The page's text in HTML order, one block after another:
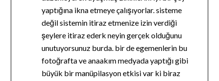
yaptığına ikna etmeye çalışıyorlar. sisteme
değil sistemin itiraz etmenize izin verdiği
şeylere itiraz ederk neyin gerçek olduğunu
unutuyorsunuz burda. bir de egemenlerin bu
fotoğrafta ve anaakım medyada yaptığı gibi
büyük bir manüpilasyon etkisi var ki biraz